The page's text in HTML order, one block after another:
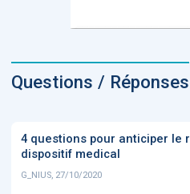
Questions / Réponses
4 questions pour anticiper le
dispositif medical
G_NIUS, 27/10/2020